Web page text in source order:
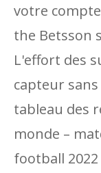
votre
the Betsson
L'effort des
capteur
tableau des
monde –
football